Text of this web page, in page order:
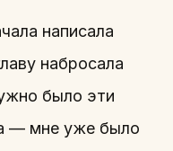
написала
набросала
было эти
— мне уже было